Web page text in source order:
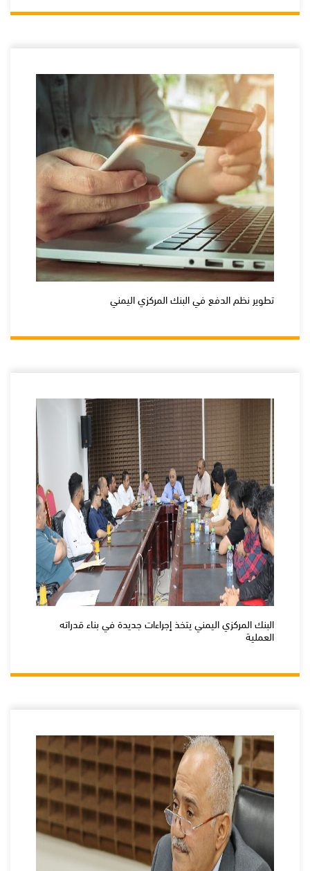
تطوير نظم الدفع في البنك المركزي اليمني
البنك المركزي اليمني يتخذ إجراءات جديدة في بناء قدراته
العملية